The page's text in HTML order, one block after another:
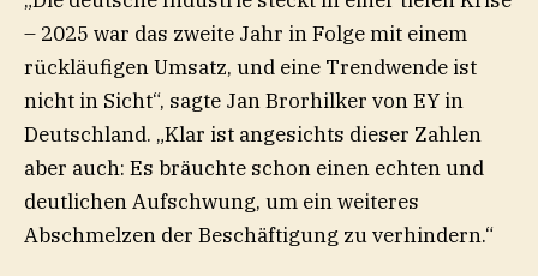
– 2025 war das zweite Jahr in Folge mit einem
rückläufigen Umsatz, und eine Trendwende ist
nicht in Sicht“, sagte Jan Brorhilker von EY in
Deutschland. „Klar ist angesichts dieser Zahlen
aber auch: Es bräuchte schon einen echten und
deutlichen Aufschwung, um ein weiteres
Abschmelzen der Beschäftigung zu verhindern.“